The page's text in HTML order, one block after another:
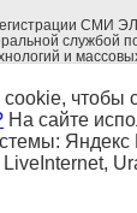
СМИ
службой
и
Тюменская
д. 16. Главный
чтобы
На сайте
Яндекс
LiveInternet,